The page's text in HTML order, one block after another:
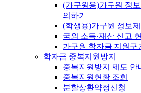
(가구원용)가구원 정
의하기
(학생용)가구원 정보
국외 소득·재산 신고
가구원 학자금 지원구
학자금 중복지원방지
중복지원방지 제도 안
중복지원현황 조회
분할상환약정신청